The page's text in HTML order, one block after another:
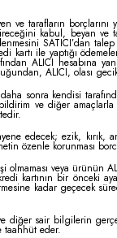
ve tarafların
kabul, beyan
SATICI’dan
kartı ile yaptığı
ALICI hesabına
ALICI, olası
sonra kendisi
ve diğer amaçlarla
edecek; ezik, kırık,
özenle korunması
olmaması veya
kartının bir önceki
kadar geçecek
diğer sair bilgilerin
eder.